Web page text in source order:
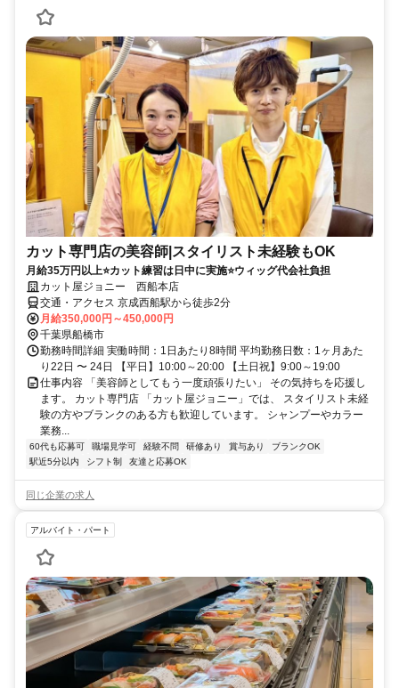
カット専門店の美容師|スタイリスト未経験もOK
月給35万円以上⭐カット練習は日中に実施⭐ウィッグ代会社負担
カット屋ジョニー 西船本店
交通・アクセス 京成西船駅から徒歩2分
月給350,000円～450,000円
千葉県船橋市
勤務時間詳細 実働時間：1日あたり8時間 平均勤務日数：1ヶ月あた
り22日 〜 24日 【平日】10:00～20:00 【土日祝】9:00～19:00
仕事内容 「美容師としてもう一度頑張りたい」 その気持ちを応援し
ます。 カット専門店 「カット屋ジョニー」では、 スタイリスト未経
験の方やブランクのある方も歓迎しています。 シャンプーやカラー
業務...
60代も応募可 職場見学可 経験不問 研修あり 賞与あり
ブランクOK
駅近5分以内
シフト制 友達と応募OK
同じ企業の求人
アルバイト・パート